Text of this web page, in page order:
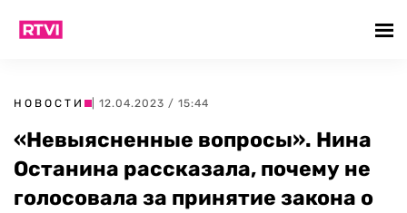
НОВОСТИ | 12.04.2023 / 15:44
«Невыясненные вопросы». Нина
Останина рассказала, почему не
голосовала за принятие закона о